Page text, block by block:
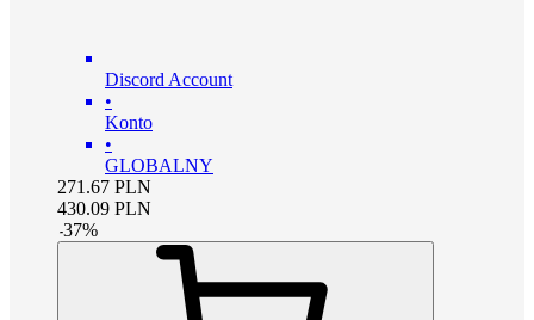
Discord Account
•
Konto
•
GLOBALNY
271.67 PLN
430.09 PLN
-37%